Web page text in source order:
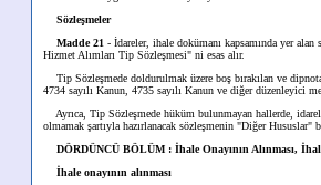
Sözleşmeler
Madde 21 - İdareler, ihale dokümanı kapsamında yer alan
Hizmet Alımları Tip Sözleşmesi" ni esas alır.
Tip Sözleşmede doldurulmak üzere boş bırakılan ve
4734 sayılı Kanun, 4735 sayılı Kanun ve diğer düzenleyici
Ayrıca, Tip Sözleşmede hüküm bulunmayan hallerde,
olmamak şartıyla hazırlanacak sözleşmenin "Diğer Hususlar"
DÖRDÜNCÜ BÖLÜM : İhale Onayının Alınması,
İhale onayının alınması